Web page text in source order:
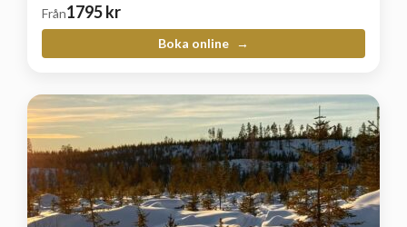
Från1795kr
Boka online